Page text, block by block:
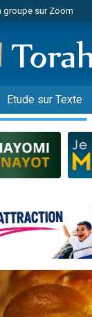
groupe sur Zoom
sur WhatsApp
sur WhatsApp
don pour Reloger
pour 1 Journée
bénédiction
sur WhatsApp
groupe sur Zoom
sur WhatsApp
sur WhatsApp
pour 5 jours de
sur WhatsApp
Etude sur Texte